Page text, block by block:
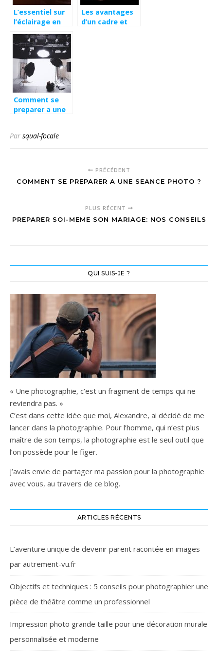
L’essentiel sur
l’éclairage en
Les avantages
d’un cadre et
Comment se
preparer a une
Par squal-focale
PRÉCÉDENT
COMMENT SE PREPARER A UNE SEANCE PHOTO ?
PLUS RÉCENT
PREPARER SOI-MEME SON MARIAGE: NOS CONSEILS
QUI SUIS-JE ?
« Une photographie, c’est un fragment de temps qui ne
reviendra pas. »
C’est dans cette idée que moi, Alexandre, ai décidé de me
lancer dans la photographie. Pour l’homme, qui n’est plus
maître de son temps, la photographie est le seul outil que
l’on possède pour le figer.
J’avais envie de partager ma passion pour la photographie
avec vous, au travers de ce blog.
ARTICLES RÉCENTS
L’aventure unique de devenir parent racontée en images
par autrement-vu.fr
Objectifs et techniques : 5 conseils pour photographier une
pièce de théâtre comme un professionnel
Impression photo grande taille pour une décoration murale
personnalisée et moderne